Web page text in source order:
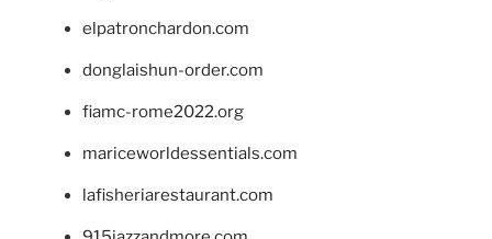
elpatronchardon.com
donglaishun-order.com
fiamc-rome2022.org
mariceworldessentials.com
lafisheriarestaurant.com